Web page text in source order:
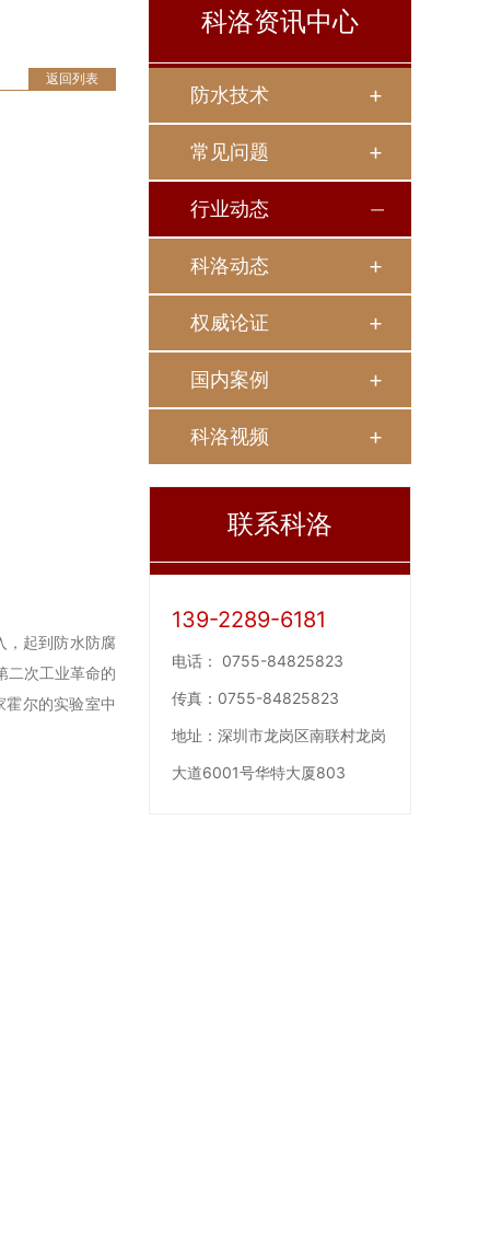
返回列表
，起到防水防腐
二次工业革命的
霍尔的实验室中
科洛资讯中心
防水技术
常见问题
行业动态
科洛动态
权威论证
国内案例
科洛视频
联系科洛
139-2289-6181
电话： 0755-84825823
传真： 0755-84825823
地址： 深圳市龙岗区南联村龙岗
大道6001号华特大厦803